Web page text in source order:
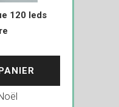
120 leds